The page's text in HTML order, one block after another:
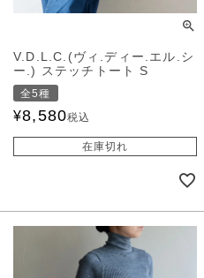
V.D.L.C.(ヴィ.ディー.エル.シ
ー.) ステッチトート S
全5種
¥8,580税込
在庫切れ